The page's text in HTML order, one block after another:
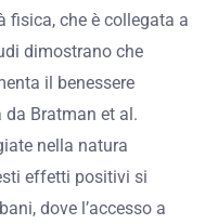
fisica, che è collegata a
dimostrano che
il benessere
Bratman et al.
nella natura
effetti positivi si
dove l’accesso a